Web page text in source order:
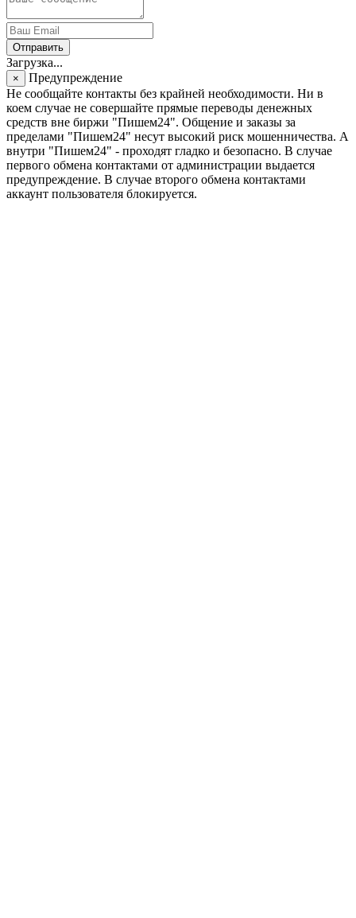
Отправить
Загрузка...
×
Предупреждение
Не сообщайте контакты без крайней необходимости. Ни в
коем случае не совершайте прямые переводы денежных
средств вне биржи "Пишем24". Общение и заказы за
пределами "Пишем24" несут высокий риск мошенничества. А
внутри "Пишем24" - проходят гладко и безопасно. В случае
первого обмена контактами от администрации выдается
предупреждение. В случае второго обмена контактами
аккаунт пользователя блокируется.